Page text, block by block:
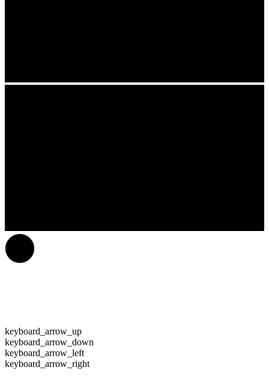
keyboard_arrow_up
keyboard_arrow_down
keyboard_arrow_left
keyboard_arrow_right